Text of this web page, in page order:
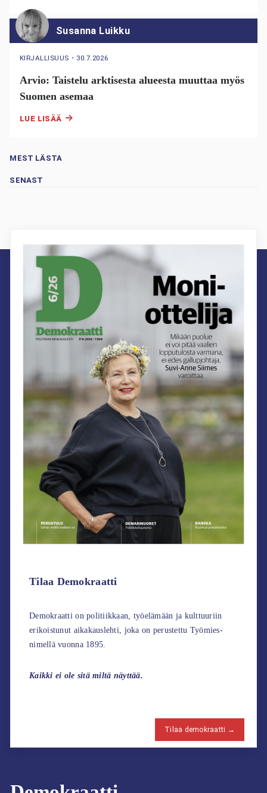
Susanna Luikku
KIRJALLISUUS ・ 30.7.2026
Arvio: Taistelu arktisesta alueesta muuttaa myös
Suomen asemaa
LUE LISÄÄ
MEST LÄSTA
SENAST
Tilaa Demokraatti
Demokraatti on politiikkaan, työelämään ja kulttuuriin
erikoistunut aikakauslehti, joka on perustettu Työmies-
nimellä vuonna 1895.
Kaikki ei ole sitä miltä näyttää.
Tilaa demokraatti →